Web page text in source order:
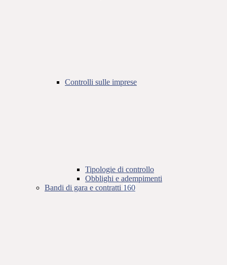
Controlli sulle imprese
Tipologie di controllo
Obblighi e adempimenti
Bandi di gara e contratti 160